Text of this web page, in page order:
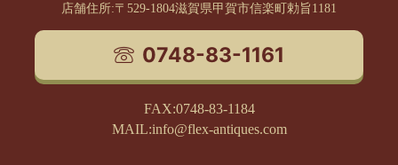
店舗住所:〒529-1804滋賀県甲賀市信楽町勅旨1181
0748-83-1161
FAX:0748-83-1184
MAIL:info@flex-antiques.com